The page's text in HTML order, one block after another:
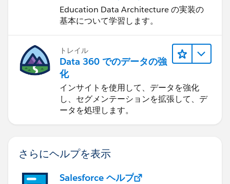
理
Education Data Architecture の実装の
基本について学習します。
トレイル
Data 360 でのデータの強
化
インサイトを使用して、データを強化
し、セグメンテーションを拡張して、デ
ータを処理します。
さらにヘルプを表示
Salesforce ヘルプ